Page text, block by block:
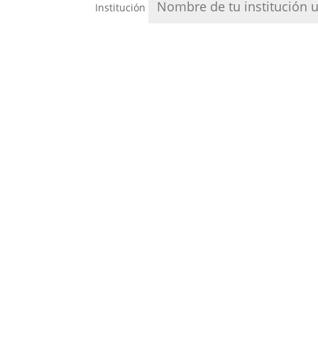
Institución